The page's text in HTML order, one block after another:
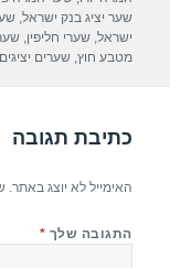
o
o
שער יציג בנק ישראל,
ישראל,שערי חליפין,
מטבע חוץ,שערים יציגים
כתיבת תגובה
האימייל לא יוצג באתר.
התגובה שלך *